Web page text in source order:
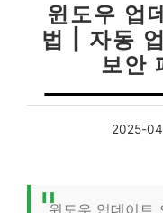
윈도우 업
법 | 자동
보안
2025-
윈도우 업데이트